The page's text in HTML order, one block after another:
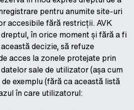
pentru anumite site-uri
accesibile fără restricții. AVK
în orice moment și fără a fi
decizie, să refuze
acces la zonele protejate prin
sale de utilizator (așa cum
exemplu (fără ca această listă
în care utilizatorul: